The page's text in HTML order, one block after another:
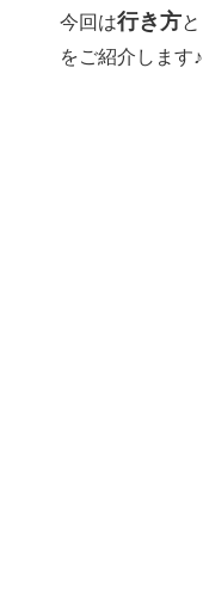
今回は行き方と
をご紹介します♪